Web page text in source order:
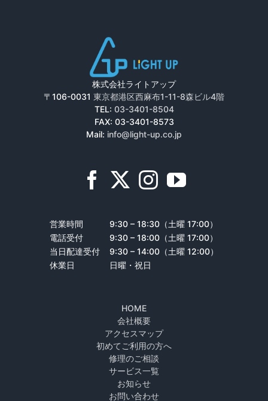
株式会社ライトアップ
〒106-0031 東京都港区西麻布1-11-8森ビル4階
TEL: 03-3401-8504
FAX: 03-3401-8573
Mail: info@light-up.co.jp
営業時間
9:30 – 18:30（土曜 17:00）
電話受付
9:30 – 18:00（土曜 17:00）
当日配達受付
9:30 – 14:00（土曜 12:00）
休業日
日曜・祝日
HOME
会社概要
アクセスマップ
初めてご利用の方へ
修理のご相談
サービス一覧
お知らせ
お問い合わせ